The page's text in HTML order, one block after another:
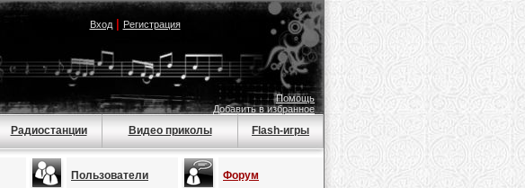
Вход| Регистрация
Помощь
Добавить в избранное
Радиостанции Видео приколы Flash-игры
Пользователи Форум